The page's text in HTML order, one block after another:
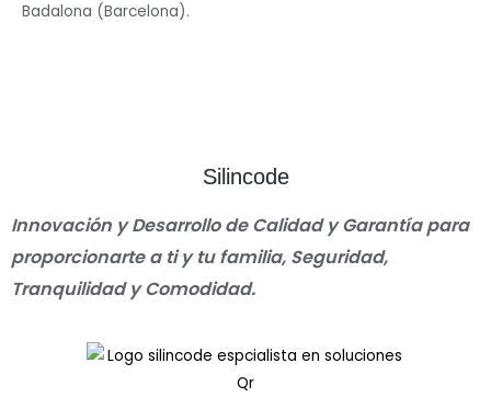
Badalona (Barcelona).
Silincode
Innovación y Desarrollo de Calidad y Garantía para
proporcionarte a ti y tu familia, Seguridad,
Tranquilidad y Comodidad.